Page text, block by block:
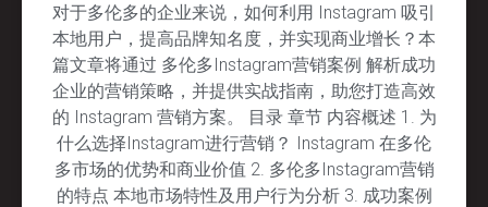
对于多伦多的企业来说，如何利用 Instagram 吸引
本地用户，提高品牌知名度，并实现商业增长？本
篇文章将通过 多伦多Instagram营销案例 解析成功
企业的营销策略，并提供实战指南，助您打造高效
的 Instagram 营销方案。 目录 章节 内容概述 1. 为
什么选择Instagram进行营销？ Instagram 在多伦
多市场的优势和商业价值 2. 多伦多Instagram营销
的特点 本地市场特性及用户行为分析 3. 成功案例